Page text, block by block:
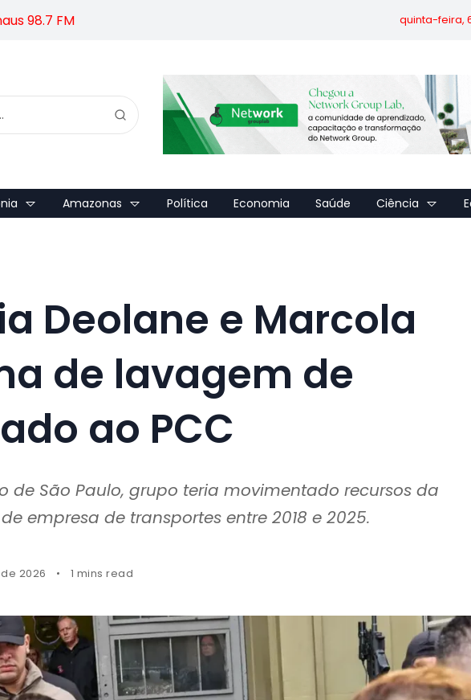
98.7 FM quinta-feira,
Amazonas Política Economia Saúde Ciência
Deolane e Marcola
de lavagem de
ao PCC
de São Paulo, grupo teria movimentado recursos da
empresa de transportes entre 2018 e 2025.
2026 1 mins read